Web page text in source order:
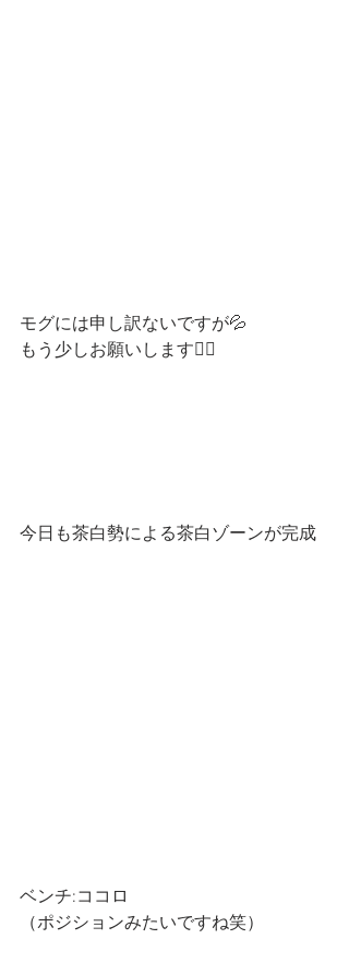
モグには申し訳ないですが💦
もう少しお願いします🙇‍♂️
今日も茶白勢による茶白ゾーンが完成
ベンチ:ココロ
（ポジションみたいですね笑）